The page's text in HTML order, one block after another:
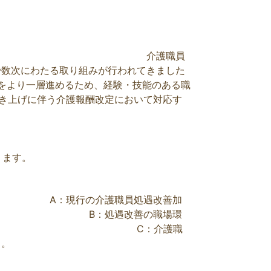
介護職員
次にわたる取り組みが行われてきました
り一層進めるため、経験・技能のある職
上げに伴う介護報酬改定において対応す
す。
A：現行の介護職員処遇改善加
B：処遇改善の職場環
と。 C：介護職